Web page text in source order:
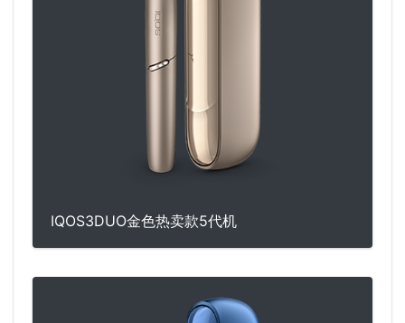
IQOS3DUO金色热卖款5代机